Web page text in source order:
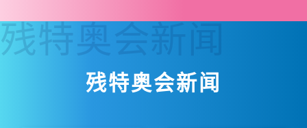
残特奥会新闻
残特奥会